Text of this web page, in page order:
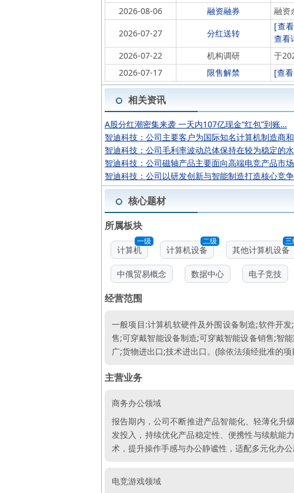
2026-08-06
融资融券 融资
2026-07-27
分红送转
[查
查看
2026-07-22
机构调研 于
2026-07-17
限售解禁 [查
相关资讯
A股分红潮密集来袭 一天内107亿现金“红包”到账…
智迪科技：公司主要客户为国际知名计算机制造商
智迪科技：公司毛利率波动总体保持在较为稳定的
智迪科技：公司磁轴产品主要面向高端电竞产品市
智迪科技：公司以研发创新与智能制造打造核心竞
核心题材
所属板块
一级
计算机
二级
计算机设备
三
其他计算机设备
中俄贸易概念 数据中心 电子竞技
经营范围
一般项目:计算机软硬件及外围设备制造;软件开
售;可穿戴智能设备制造;可穿戴智能设备销售;智
广;货物进出口;技术进出口。(除依法须经批准的
主营业务
商务办公领域
报告期内，公司不断推进产品智能化、轻薄化升
发投入，持续优化产品稳定性、便携性与续航能
术，提升操作手感与办公静谧性，适配多元化办公
电竞游戏领域